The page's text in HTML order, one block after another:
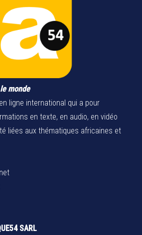
monde
ligne international qui a pour
en texte, en audio, en vidéo
liées aux thématiques africaines et
SARL